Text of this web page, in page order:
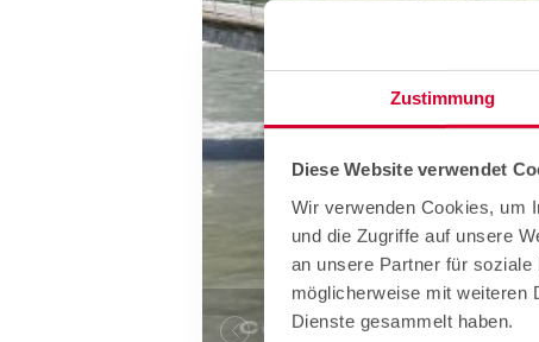
Zustimmung
Diese Website verwendet
Wir verwenden Cookies, um
und die Zugriffe auf unsere
an unsere Partner für
möglicherweise mit weiteren
Dienste gesammelt haben.